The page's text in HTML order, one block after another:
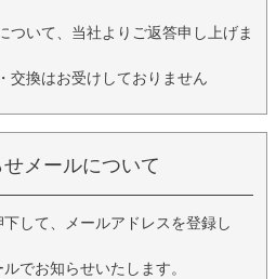
ついて、当社よりご返答申し上げま
交換はお受けしておりません
メールについて
して、メールアドレスを登録し
でお知らせいたします。